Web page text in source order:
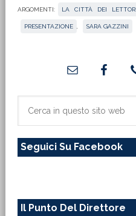
ARGOMENTI: LA CITTÀ DEI LETTORI
PRESENTAZIONE SARA GAZZINI
primaria
sito
Seguici Su Facebook
Il Punto Del Direttore